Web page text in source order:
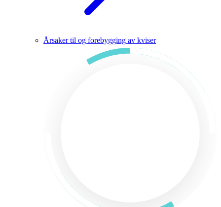
Årsaker til og forebygging av kviser